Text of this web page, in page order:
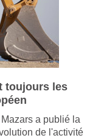
toujours les
a publié la
de l'activité